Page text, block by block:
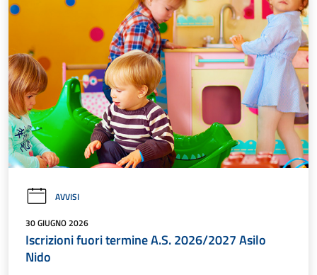
AVVISI
30 GIUGNO 2026
Iscrizioni fuori termine A.S. 2026/2027 Asilo
Nido